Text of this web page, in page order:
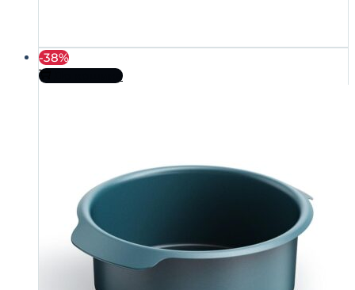
-38%
До кошика